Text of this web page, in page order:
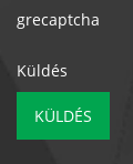
grecaptcha
Küldés
KÜLDÉS